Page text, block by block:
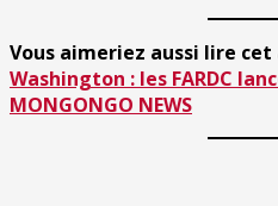
Vous aimeriez aussi lire
Washington : les FARDC
MONGONGO NEWS